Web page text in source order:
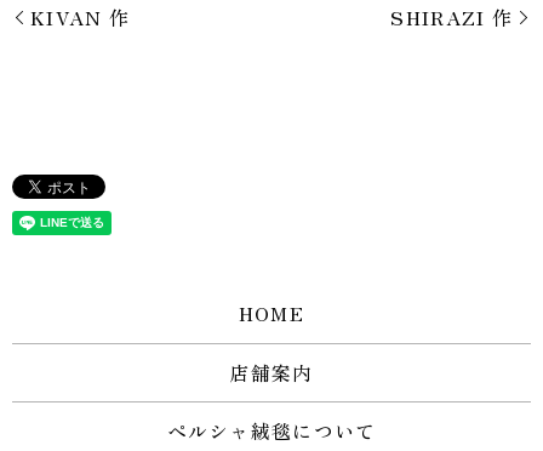
KIVAN 作 SHIRAZI 作
HOME
店舗案内
ペルシャ絨毯について